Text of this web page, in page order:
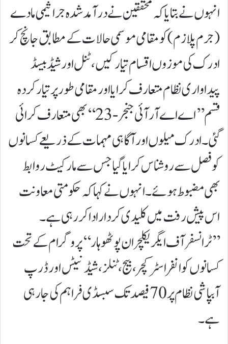
انہوں نے بتایا کہ محققین نے درآمد شدہ جراثیمی مادے
(جرم پلازم) کو مقامی موسمی حالات کے مطابق جانچ کر
ادرک کی موزوں اقسام تیار کیں، ٹنل اور شیڈ بیسڈ
پیداواری نظام متعارف کرایا اور مقامی طور پر تیار کردہ
قسم ’’اے اے آر آئی جنجر-23‘‘ بھی متعارف کرائی
گئی۔ ادرک میلوں اور آگاہی مہمات کے ذریعے کسانوں
کو فصل سے روشناس کرایا گیا جس سے مارکیٹ روابط
بھی مضبوط ہوئے۔انہوں نے کہا کہ حکومتی معاونت
اس پیش رفت میں کلیدی کردار ادا کر رہی ہے۔
’’ٹرانسفر آف ایگریکلچر ان پوٹھوہار‘‘ پروگرام کے تحت
کسانوں کو انفراسٹرکچر، بیج، ٹنلز، شیڈ نیٹس اور ڈرپ
آبپاشی نظام پر 70 فیصد تک سبسڈی فراہم کی جا رہی
ہے۔